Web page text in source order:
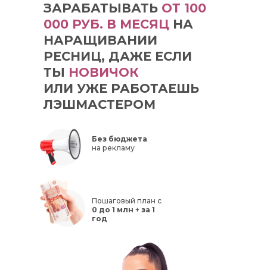
ЗАРАБАТЫВАТЬ ОТ 100
000 РУБ. В МЕСЯЦ НА
НАРАЩИВАНИИ
РЕСНИЦ, ДАЖЕ ЕСЛИ
ТЫ НОВИЧОК
ИЛИ УЖЕ РАБОТАЕШЬ
ЛЭШМАСТЕРОМ
Без бюджета
на рекламу
Пошаговый план с
0 до 1 млн + за 1
год